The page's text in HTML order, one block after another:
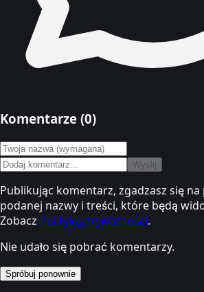
Komentarze (0)
Wyślij
Publikując komentarz, zgadzasz się
podanej nazwy i treści, które będą
Zobacz Politykę prywatności.
Nie udało się pobrać komentarzy.
Spróbuj ponownie